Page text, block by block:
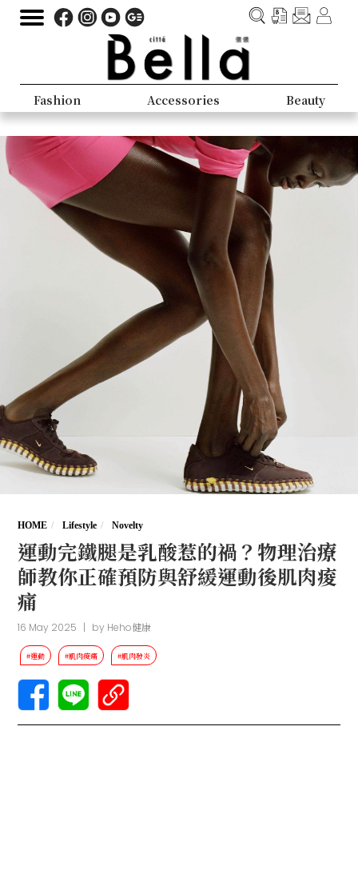
Fashion Accessories Beauty
HOME Lifestyle Novelty
運動完鐵腿是乳酸惹的禍？物理治療
師教你正確預防與舒緩運動後肌肉痠
痛
16 May 2025 | by Heho健康
#運動 #肌肉痠痛 #肌肉發炎